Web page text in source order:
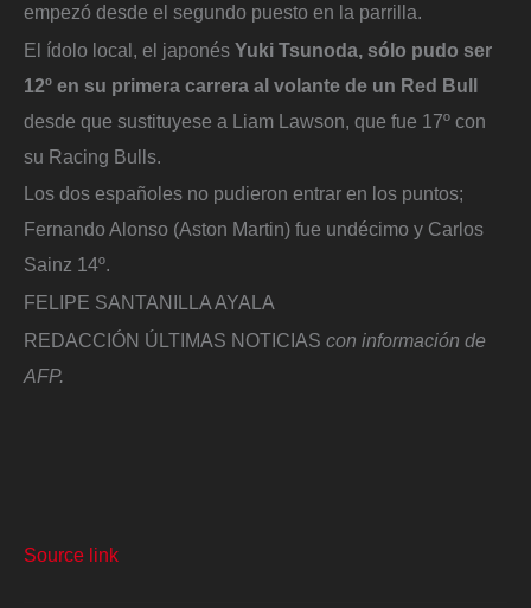
empezó desde el segundo puesto en la parrilla.
El ídolo local, el japonés Yuki Tsunoda, sólo pudo ser
12º en su primera carrera al volante de un Red Bull
desde que sustituyese a Liam Lawson, que fue 17º con
su Racing Bulls.
Los dos españoles no pudieron entrar en los puntos;
Fernando Alonso (Aston Martin) fue undécimo y Carlos
Sainz 14º.
FELIPE SANTANILLA AYALA
REDACCIÓN ÚLTIMAS NOTICIAS con información de
AFP.
Source link